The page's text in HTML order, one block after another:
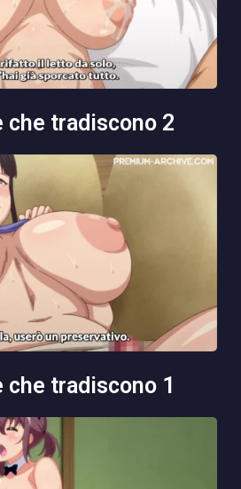
che tradiscono 2
che tradiscono 1